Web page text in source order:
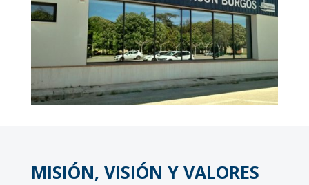
MISIÓN, VISIÓN Y VALORES